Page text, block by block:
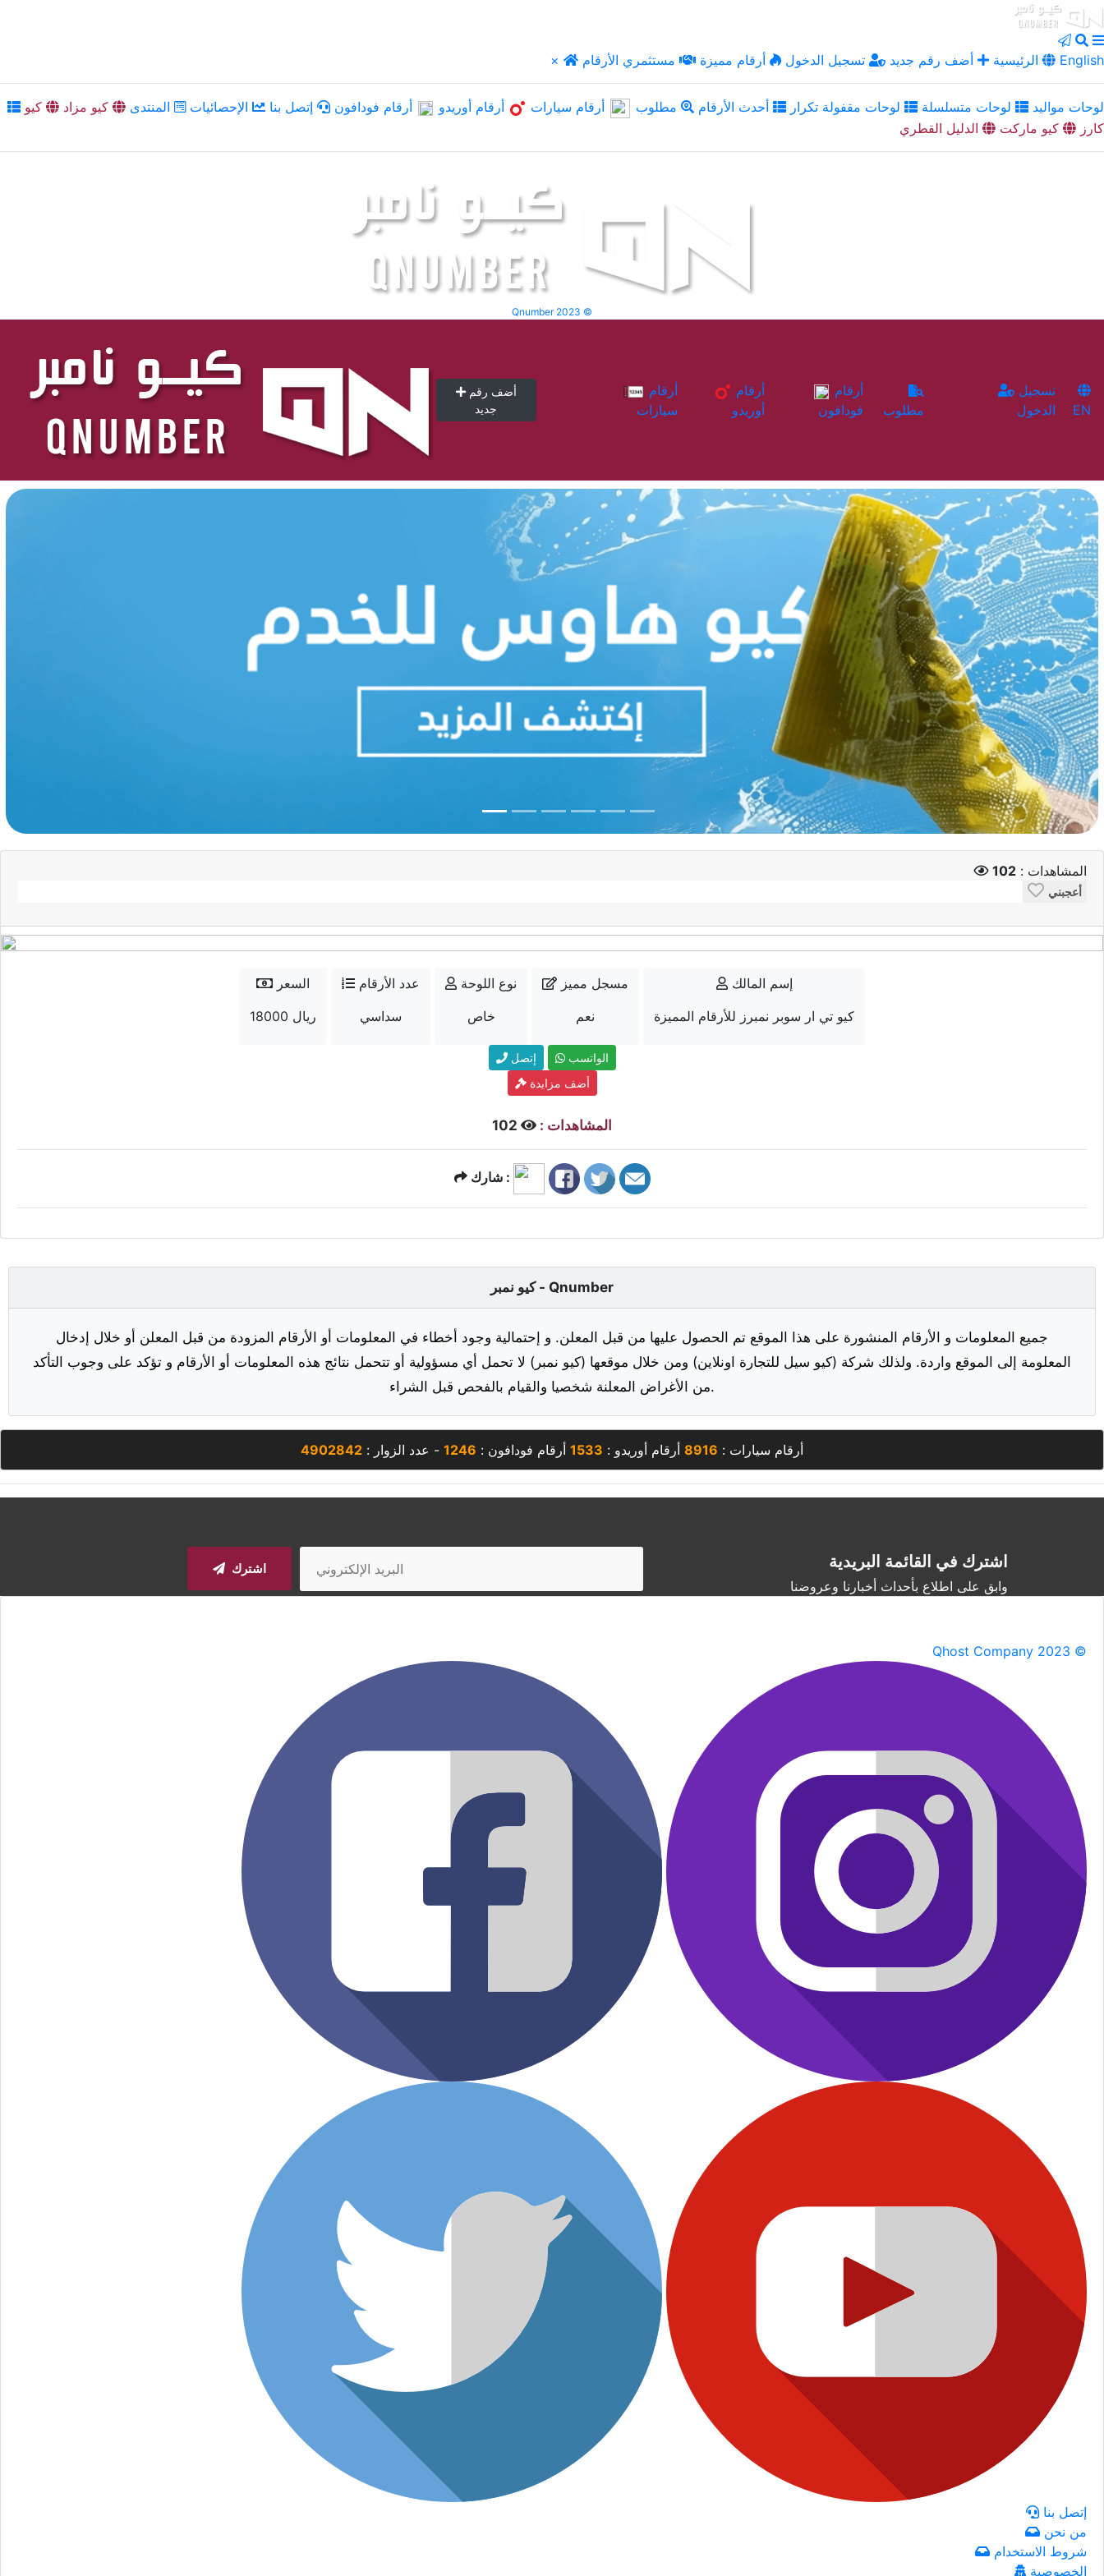
× الرئيسية أضف رقم جديد تسجيل الدخول أرقام مميزة مستثمري الأرقام English
لوحات مواليد لوحات متسلسلة لوحات مقفولة تكرار أحدث الأرقام مطلوب أرقام سيارات أرقام أوريدو أرقام فودافون إتصل بنا الإحصائيات المنتدى كيو مزاد
كيو
كارز
كيو ماركت الدليل القطري
Qnumber 2023 ©
أضف رقم
جديد
سيارات
أوريدو
فودافون
مطلوب
الدخول
EN
المشاهدات : 102
أعجبني
السعر
18000 ريال
عدد الأرقام
سداسي
نوع اللوحة
خاص
مسجل مميز
نعم
إسم المالك
كيو تي ار سوبر نمبرز للأرقام المميزة
إتصل
الواتسب
أضف مزايدة
المشاهدات :
شارك :
كيو نمبر - Qnumber
جميع المعلومات و الأرقام المنشورة على هذا الموقع تم الحصول عليها من قبل المعلن. و إحتمالية وجود أخطاء في المعلومات أو الأرقام المزودة من قبل المعلن أو خلال إدخال
المعلومة إلى الموقع واردة. ولذلك شركة (كيو سيل للتجارة اونلاين) ومن خلال موقعها (كيو نمبر) لا تحمل أي مسؤولية أو تتحمل نتائج هذه المعلومات أو الأرقام و تؤكد على وجوب التأكد
من الأغراض المعلنة شخصيا والقيام بالفحص قبل الشراء.
أرقام سيارات : 8916 أرقام أوريدو : 1533 أرقام فودافون : 1246 - عدد الزوار : 4902842
اشترك في القائمة البريدية
وابق على اطلاع بأحداث أخبارنا وعروضنا
اشترك
Qhost Company 2023 ©
إتصل بنا
من نحن
شروط الاستخدام
الخصوصية